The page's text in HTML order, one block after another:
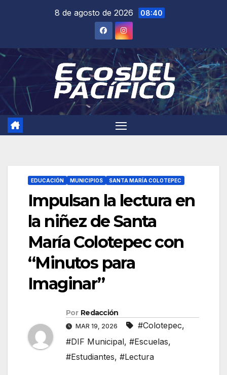
8 de agosto de 2026 08:40
EDUCACIÓN MUNICIPIOS SANTA MARÍA COLOTEPEC
Impulsan la lectura en
la niñez de Santa
María Colotepec con
“Minutos para
Imaginar”
Por Redacción
MAR 19, 2026 #Colotepec,
#DIF Municipal, #Escuelas,
#Estudiantes, #Lectura